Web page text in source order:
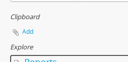
Clipboard
Add
Explore